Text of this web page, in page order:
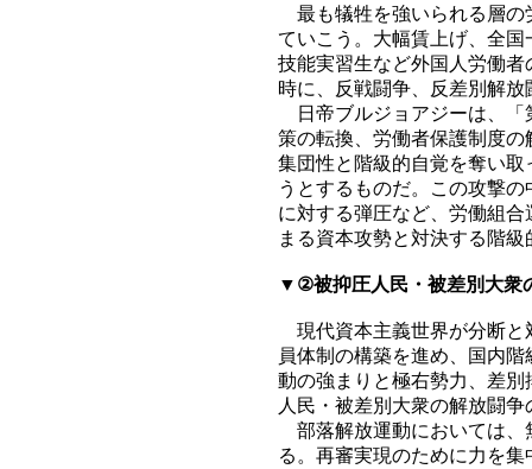
最も犠牲を強いられる層の
ていこう。大幅賃上げ、全
技能実習生など外国人労働
時に、反戦闘争、反差別解
日帝ブルジョアジーは、「
策の転換、労働者保護制度
集団性と階級的自覚を奪い
うとするものだ。この攻撃
に対する弾圧など、労働組
まる資本攻勢と対決する階
▼②被抑圧人民・被差別大衆
現代資本主義世界が分断と
員体制の構築を進め、国内
動の強まりと極右勢力、差
人民・被差別大衆の解放闘
部落解放運動においては、
る。再審実現のために力を